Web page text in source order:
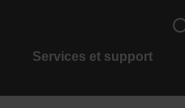
Services et support